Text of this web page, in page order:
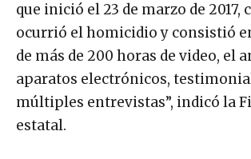
que inició el 23 de marzo de 2017,
ocurrió el homicidio y consistió
de más de 200 horas de video, el
aparatos electrónicos,
múltiples entrevistas”, indicó la
estatal.